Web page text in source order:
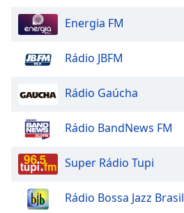
Energia FM
Rádio JBFM
Rádio Gaúcha
Rádio BandNews FM
Super Rádio Tupi
Rádio Bossa Jazz Brasil